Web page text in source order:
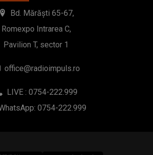
Bd. Mărăști 65-67,
Romexpo Intrarea C,
Pavilion T, sector 1
office@radioimpuls.ro
LIVE : 0754-222.999
0754-222.999